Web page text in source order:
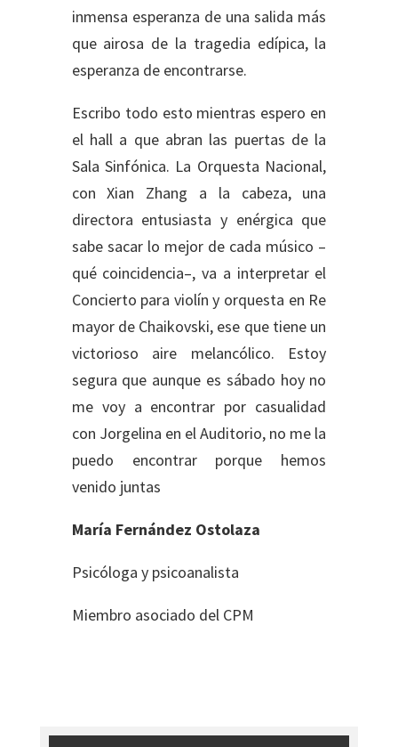
inmensa esperanza de una salida más
que airosa de la tragedia edípica, la
esperanza de encontrarse.
Escribo todo esto mientras espero en
el hall a que abran las puertas de la
Sala Sinfónica. La Orquesta Nacional,
con Xian Zhang a la cabeza, una
directora entusiasta y enérgica que
sabe sacar lo mejor de cada músico –
qué coincidencia–, va a interpretar el
Concierto para violín y orquesta en Re
mayor de Chaikovski, ese que tiene un
victorioso aire melancólico. Estoy
segura que aunque es sábado hoy no
me voy a encontrar por casualidad
con Jorgelina en el Auditorio, no me la
puedo encontrar porque hemos
venido juntas
María Fernández Ostolaza
Psicóloga y psicoanalista
Miembro asociado del CPM